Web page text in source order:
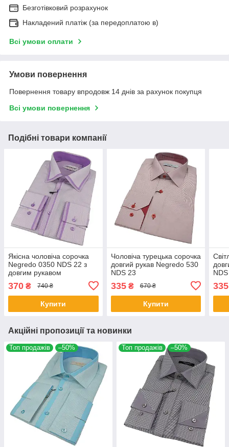
Безготівковий розрахунок
Накладений платіж (за передоплатою в)
Всі умови оплати
Умови повернення
Повернення товару впродовж 14 днів за рахунок покупця
Всі умови повернення
Подібні товари компанії
Якісна чоловіча сорочка
Negredo 0350 NDS 22 з
довгим рукавом
370 ₴ 740 ₴
Купити
Чоловіча турецька сорочка
довгий рукав Negredo 530
NDS 23
335₴ 670 ₴
Купити
335
Акційні пропозиції та новинки
Топ продажів –50% Топ продажів –50%